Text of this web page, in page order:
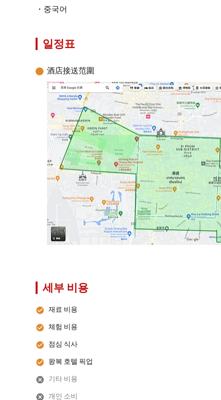
중국어
일정표
酒店接送范圍
세부 비용
재료 비용
체험 비용
점심 식사
왕복 호텔 픽업
기타 비용
개인 소비